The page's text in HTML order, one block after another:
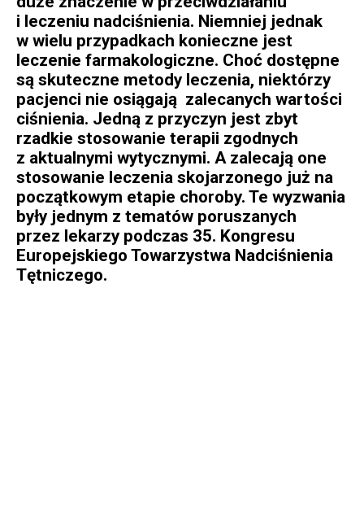
i leczeniu nadciśnienia. Niemniej jednak
w wielu przypadkach konieczne jest
leczenie farmakologiczne. Choć dostępne
są skuteczne metody leczenia, niektórzy
pacjenci nie osiągają zalecanych wartości
ciśnienia. Jedną z przyczyn jest zbyt
rzadkie stosowanie terapii zgodnych
z aktualnymi wytycznymi. A zalecają one
stosowanie leczenia skojarzonego już na
początkowym etapie choroby. Te wyzwania
były jednym z tematów poruszanych
przez lekarzy podczas 35. Kongresu
Europejskiego Towarzystwa Nadciśnienia
Tętniczego.